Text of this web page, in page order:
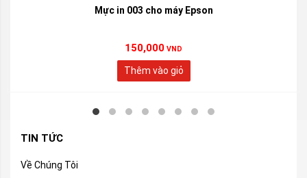
Mực in 003 cho máy Epson
150,000 VND
Thêm vào giỏ
TIN TỨC
Về Chúng Tôi